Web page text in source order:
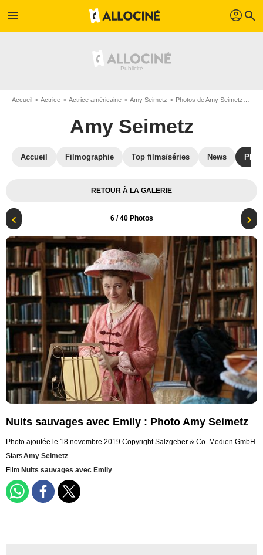
menu profil search
Accueil Actrice Actrice américaine Amy Seimetz Photos de Amy Seimetz
Amy Seimetz
Accueil Filmographie Top films/séries News
RETOUR À LA GALERIE
6/ 40 Photos
Nuits sauvages avec Emily : Photo Amy Seimetz
Photo ajoutée le 18 novembre 2019 Copyright Salzgeber & Co. Medien GmbH
StarsAmy Seimetz
Film Nuits sauvages avec Emily